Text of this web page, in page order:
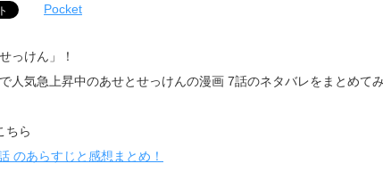
Pocket
っけん」！
人気急上昇中のあせとせっけんの漫画 7話のネタバレをまとめて
ちら
のあらすじと感想まとめ！